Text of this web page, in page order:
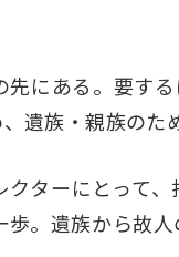
先にある。要す
遺族・親族のた
ターにとって
。遺族から故